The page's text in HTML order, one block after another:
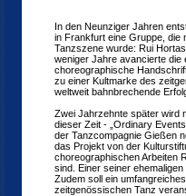
In den Neunziger Jahren
in Frankfurt eine Gruppe, die
Tanzszene wurde: Rui
weniger Jahre avancierte die
choreographische
zu einer Kultmarke des
weltweit bahnbrechende
Zwei Jahrzehnte später wird
dieser Zeit - „Ordinary
der Tanzcompagnie Gießen
das Projekt von der
choreographischen Arbeiten
sind. Einer seiner
Zudem soll ein
zeitgenössischen Tanz